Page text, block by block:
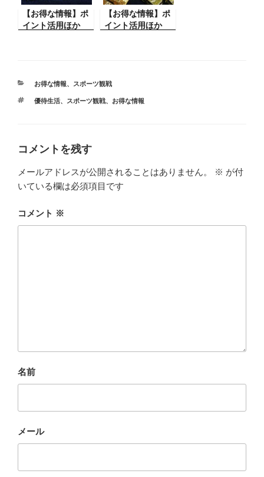
【お得な情報】ポ
イント活用ほか
【お得な情報】ポ
イント活用ほか
カ
ゴ
お得な情報、 スポーツ観戦
タ
優待生活、 スポーツ観戦、 お得な情報
コメントを残す
メールアドレスが公開されることはありません。 ※ が付
いている欄は必須項目です
コメント ※
名前
メール